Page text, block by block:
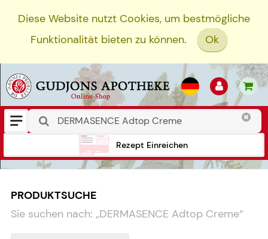
Diese Website nutzt Cookies, um bestmögliche
Funktionalität bieten zu können.
Ok
Rezept Einreichen
PRODUKTSUCHE
Sie suchen nach: „DERMASENCE Adtop Creme“